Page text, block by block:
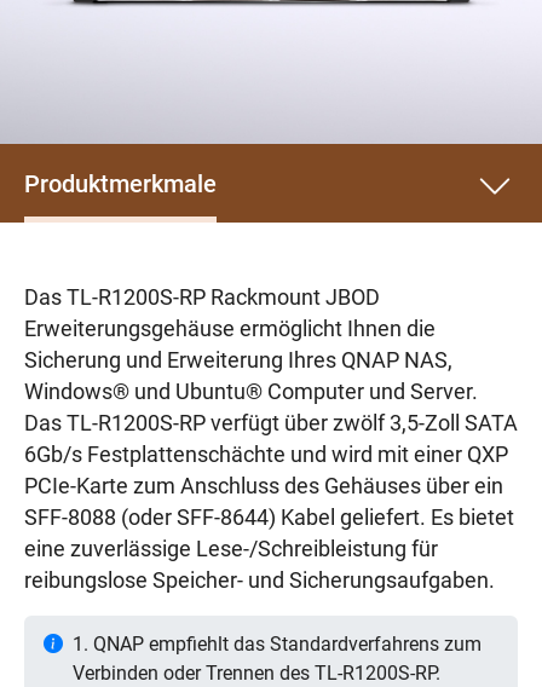
Produktmerkmale
Das TL-R1200S-RP Rackmount JBOD
Erweiterungsgehäuse ermöglicht Ihnen die
Sicherung und Erweiterung Ihres QNAP NAS,
Windows® und Ubuntu® Computer und Server.
Das TL-R1200S-RP verfügt über zwölf 3,5-Zoll SATA
6Gb/s Festplattenschächte und wird mit einer QXP
PCIe-Karte zum Anschluss des Gehäuses über ein
SFF-8088 (oder SFF-8644) Kabel geliefert. Es bietet
eine zuverlässige Lese-/Schreibleistung für
reibungslose Speicher- und Sicherungsaufgaben.
1. QNAP empfiehlt das Standardverfahrens zum
Verbinden oder Trennen des TL-R1200S-RP.